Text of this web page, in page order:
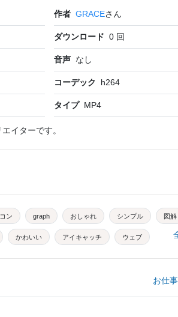
作者 GRACEさん
ダウンロード 0 回
音声 なし
コーデック h264
タイプ MP4
イターです。
ン graph おしゃれ シンプル 図解
かわいい アイキャッチ ウェブ
ビジネス 広告 宣伝 生活
お仕